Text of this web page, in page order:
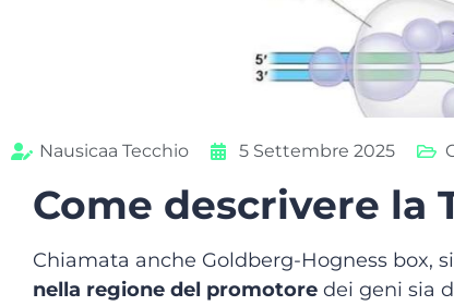
Nausicaa Tecchio 5 Settembre 2025
Come descrivere la
Chiamata anche Goldberg-Hogness box,
nella regione del promotore dei geni sia